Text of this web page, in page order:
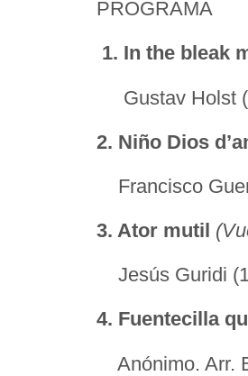
PROGRAMA
1. In the bleak
Gustav Holst
2. Niño Dios
Francisco
3. Ator mutil
Jesús Guridi
4. Fuentecilla
Anónimo. Arr.